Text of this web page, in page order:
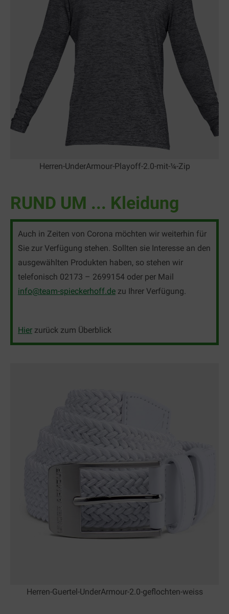
Herren-UnderArmour-Playoff-2.0-mit-¼-Zip
RUND UM ... Kleidung
Auch in Zeiten von Corona möchten wir weiterhin für
Sie zur Verfügung stehen. Sollten sie Interesse an den
ausgewählten Produkten haben, so stehen wir
telefonisch 02173 – 2699154 oder per Mail
info@team-spieckerhoff.de zu Ihrer Verfügung.
Hier zurück zum Überblick
Herren-Guertel-UnderArmour-2.0-geflochten-weiss